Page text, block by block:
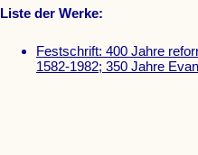
Liste der Werke:
Festschrift: 400 Jahre
1582-1982; 350 Jahre